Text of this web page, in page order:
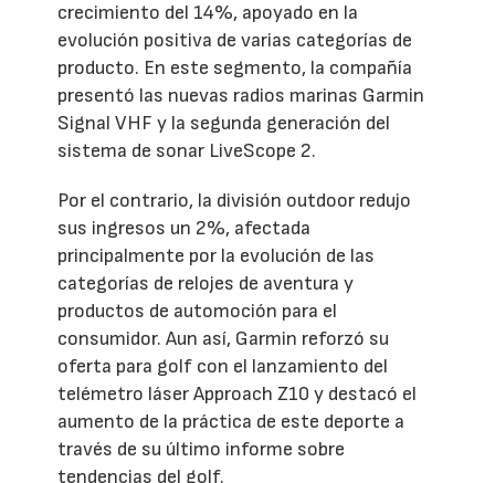
crecimiento del 14%, apoyado en la
evolución positiva de varias categorías de
producto. En este segmento, la compañía
presentó las nuevas radios marinas Garmin
Signal VHF y la segunda generación del
sistema de sonar LiveScope 2.
Por el contrario, la división outdoor redujo
sus ingresos un 2%, afectada
principalmente por la evolución de las
categorías de relojes de aventura y
productos de automoción para el
consumidor. Aun así, Garmin reforzó su
oferta para golf con el lanzamiento del
telémetro láser Approach Z10 y destacó el
aumento de la práctica de este deporte a
través de su último informe sobre
tendencias del golf.